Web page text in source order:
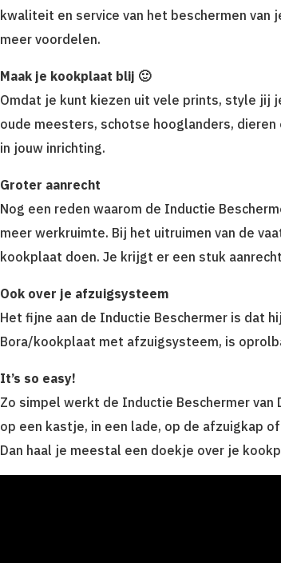
kwaliteit en service van het beschermen
meer voordelen.
Maak je kookplaat blij 🙂
Omdat je kunt kiezen uit vele prints, style jij
oude meesters, schotse hooglanders,
in jouw inrichting.
Groter aanrecht
Nog een reden waarom de Inductie
meer werkruimte. Bij het uitruimen van de
kookplaat doen. Je krijgt er een stuk
Ook over je afzuigsysteem
Het fijne aan de Inductie Beschermer is dat
Bora/kookplaat met afzuigsysteem, is
It’s so easy!
Zo simpel werkt de Inductie Beschermer van
op een kastje, in een lade, op de afzuigkap
Dan haal je meestal een doekje over je